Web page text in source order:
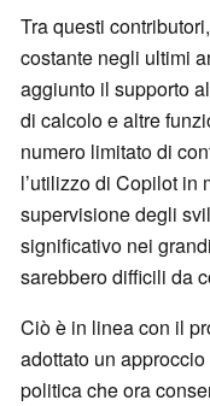
Tra questi
costante negli ultimi
aggiunto il supporto
di calcolo e altre
numero limitato di
l’utilizzo di Copilot in
supervisione degli
significativo nei
sarebbero difficili da
Ciò è in linea con il
adottato un
politica che ora